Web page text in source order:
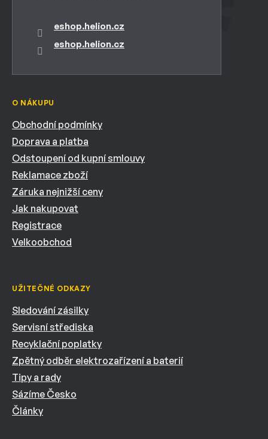
eshop.helion.cz
eshop.helion.cz
O NÁKUPU
Obchodní podmínky
Doprava a platba
Odstoupení od kupní smlouvy
Reklamace zboží
Záruka nejnižší ceny
Jak nakupovat
Registrace
Velkoobchod
UŽITEČNÉ ODKAZY
Sledování zásilky
Servisní střediska
Recyklační poplatky
Zpětný odběr elektrozařízení a baterií
Tipy a rady
Sázíme Česko
Články